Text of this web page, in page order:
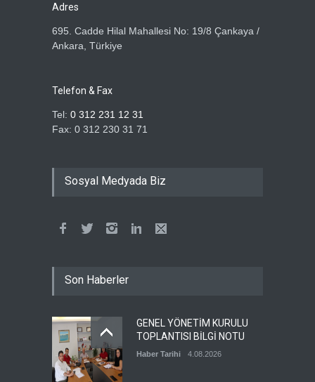
Adres
695. Cadde Hilal Mahallesi No: 19/8 Çankaya /
Ankara, Türkiye
Telefon & Fax
Tel: 0 312 231 12 31
Fax: 0 312 230 31 71
Sosyal Medyada Biz
Son Haberler
GENEL YÖNETİM KURULU
TOPLANTISI BİLGİ NOTU
Haber Tarihi 4.08.2026